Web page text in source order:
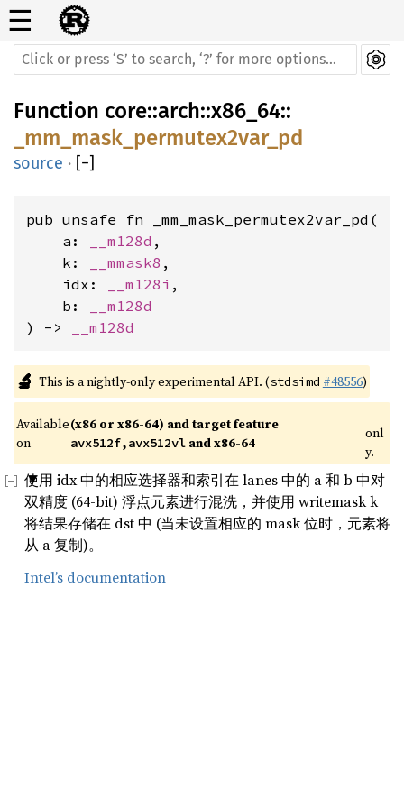
☰
Function core::arch::x86_64::
_mm_mask_permutex2var_pd
source · [−]
pub unsafe fn _mm_mask_permutex2var_pd(
    a:
__m128d ,
    k:
__mmask8 ,
    idx:
__m128i ,
    b:
__m128d
) ->
__m128d
🔬 This is a nightly-only experimental API. (stdsimd #48556)
Available
on
avx512f,avx512vl and x86-64
onl
y.
使用 idx 中的相应选择器和索引在 lanes 中的 a 和 b 中对
双精度 (64-bit) 浮点元素进行混洗，并使用 writemask k
将结果存储在 dst 中 (当未设置相应的 mask 位时，元素将
从 a 复制)。
Intel’s documentation